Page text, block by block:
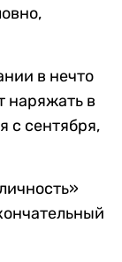
в нечто
наряжать в
с сентября,